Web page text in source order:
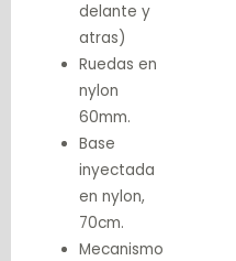
delante y
atras)
Ruedas en
nylon
60mm.
Base
inyectada
en nylon,
70cm.
Mecanismo